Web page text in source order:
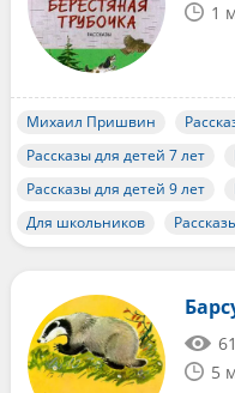
1
Михаил Пришвин
Рассказы для детей 7 лет
Рассказы для детей 9 лет
Для школьников
5